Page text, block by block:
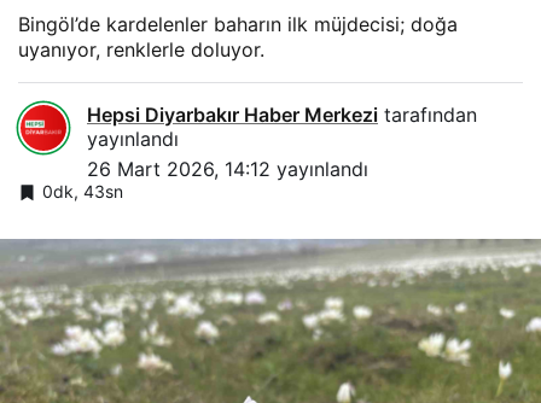
Bingöl’de kardelenler baharın ilk müjdecisi; doğa
uyanıyor, renklerle doluyor.
Hepsi Diyarbakır Haber Merkezi tarafından
yayınlandı
26 Mart 2026, 14:12 yayınlandı
0dk, 43sn